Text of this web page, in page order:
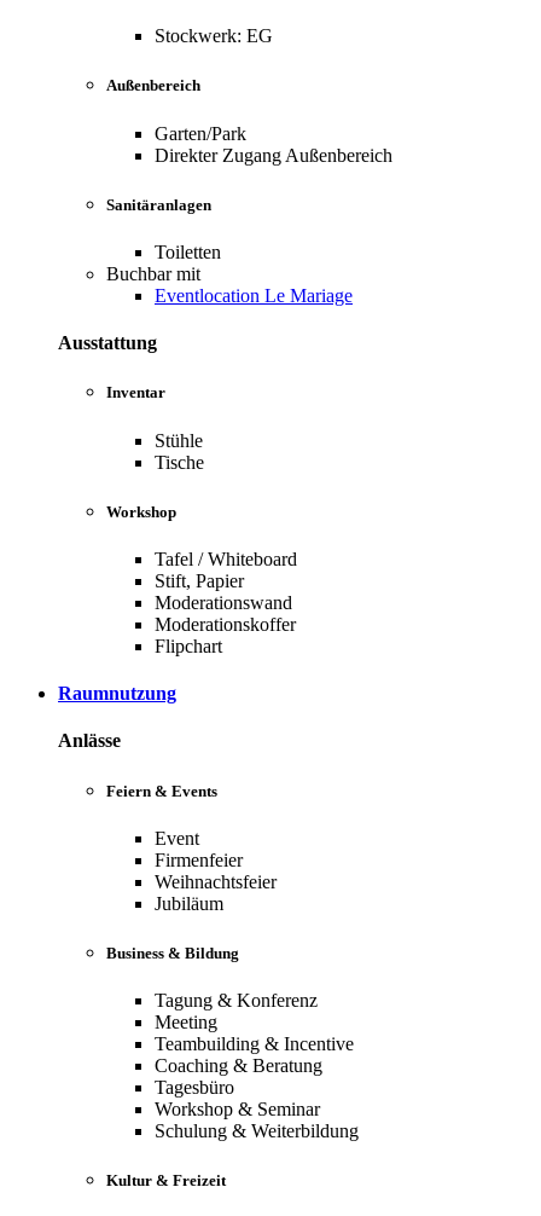
Stockwerk: EG
Außenbereich
Garten/Park
Direkter Zugang Außenbereich
Sanitäranlagen
Toiletten
Buchbar mit
Eventlocation Le Mariage
Ausstattung
Inventar
Stühle
Tische
Workshop
Tafel / Whiteboard
Stift, Papier
Moderationswand
Moderationskoffer
Flipchart
Raumnutzung
Anlässe
Feiern & Events
Event
Firmenfeier
Weihnachtsfeier
Jubiläum
Business & Bildung
Tagung & Konferenz
Meeting
Teambuilding & Incentive
Coaching & Beratung
Tagesbüro
Workshop & Seminar
Schulung & Weiterbildung
Kultur & Freizeit